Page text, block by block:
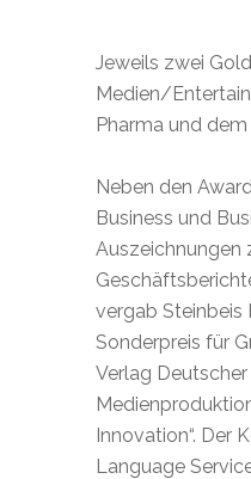
Jeweils zwei
Medien/
Pharma und
Neben den
Business und
Auszeichnungen
vergab Steinbeis
Sonderpreis für
Verlag
Innovation“. Der
Language